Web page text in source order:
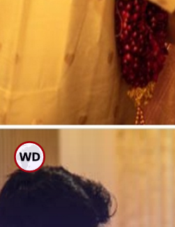
ಹೊಸ ಮನೆಗೆ